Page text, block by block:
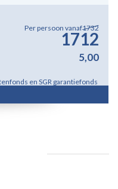
Per persoon vanaf1732
1712
5,00
en SGR garantiefonds